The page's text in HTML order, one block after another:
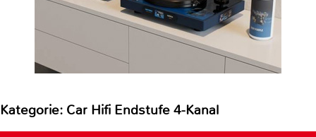
Kategorie: Car Hifi Endstufe 4-Kanal